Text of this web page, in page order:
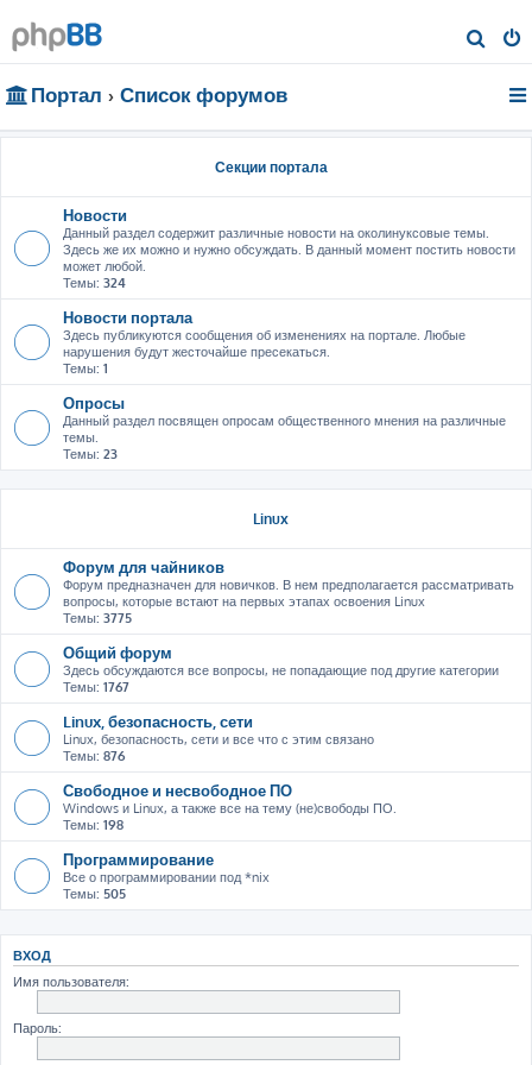
о
Портал Список форумов
Секции портала
Новости
Данный раздел содержит различные новости на околинуксовые темы.
Здесь же их можно и нужно обсуждать. В данный момент постить новости
может любой.
Темы: 324
Новости портала
Здесь публикуются сообщения об изменениях на портале. Любые
нарушения будут жесточайше пресекаться.
Темы: 1
Опросы
Данный раздел посвящен опросам общественного мнения на различные
темы.
Темы: 23
Linux
Форум для чайников
Форум предназначен для новичков. В нем предполагается рассматривать
вопросы, которые встают на первых этапах освоения Linux
Темы: 3775
Общий форум
Здесь обсуждаются все вопросы, не попадающие под другие категории
Темы: 1767
Linux, безопасность, сети
Linux, безопасность, сети и все что с этим связано
Темы: 876
Свободное и несвободное ПО
Windows и Linux, а также все на тему (не)свободы ПО.
Темы: 198
Программирование
Все о программировании под *nix
Темы: 505
ВХОД
Имя пользователя:
Пароль: